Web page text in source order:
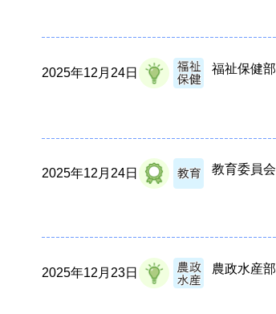
2025年12月24日 福祉保健部
2025年12月24日 教育委員会
2025年12月23日 農政水産部